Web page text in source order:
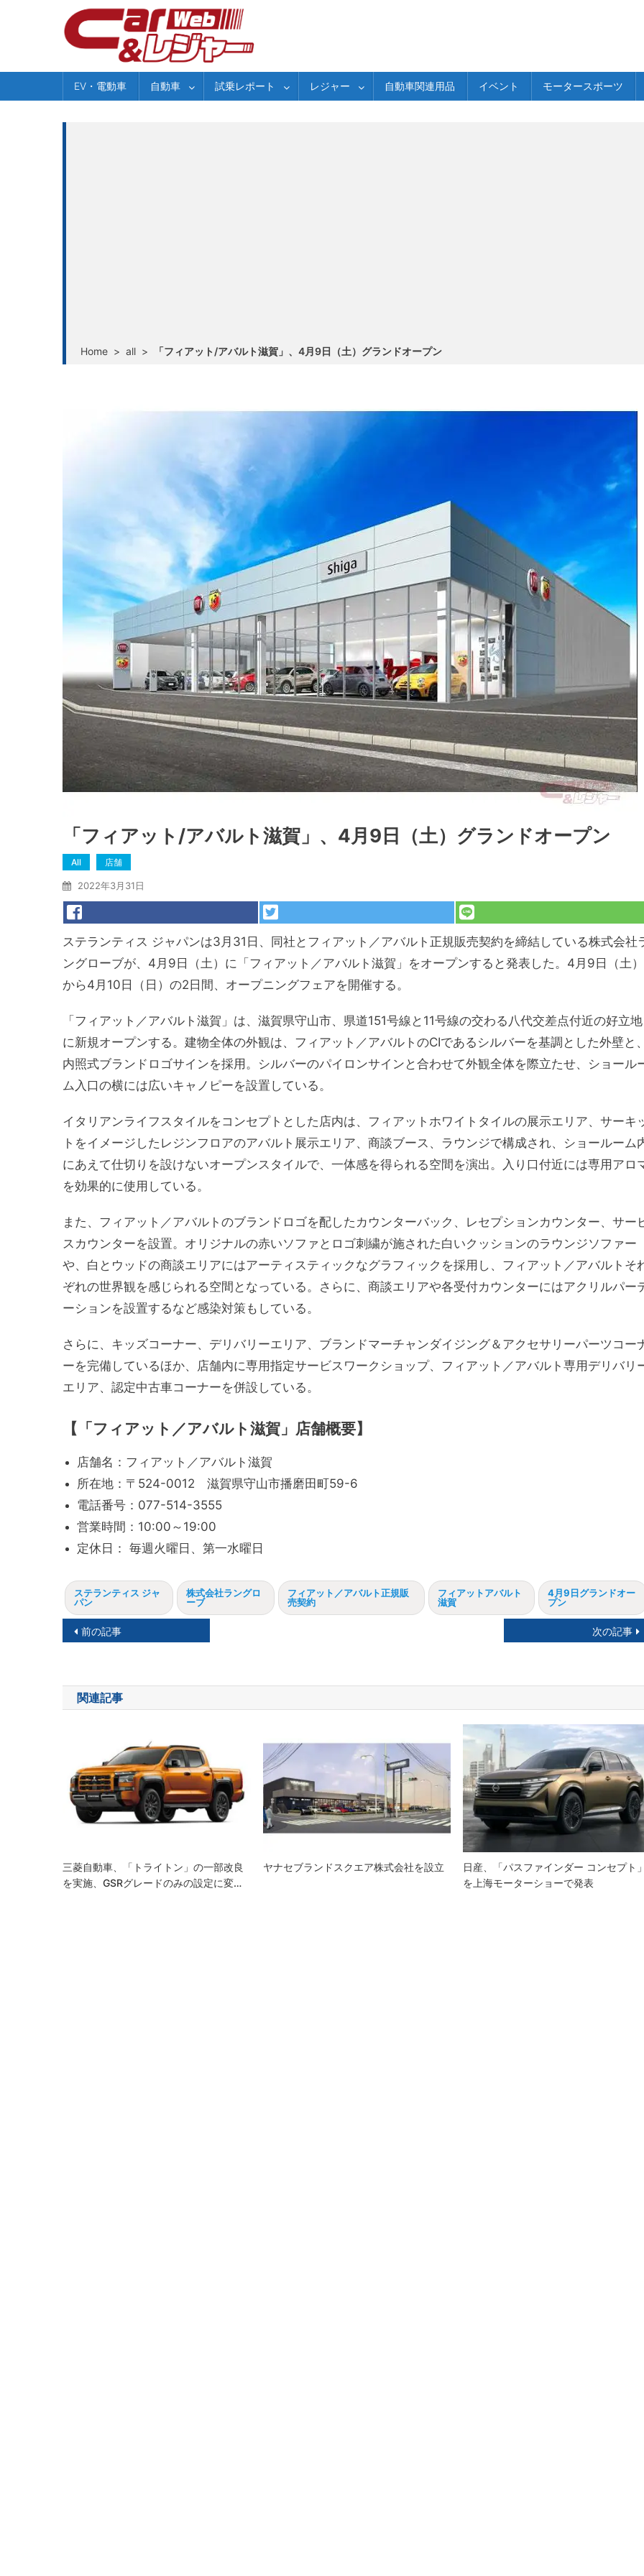
EV・電動車 自動車 試乗レポート レジャー 自動車関連用品 イベント モータースポーツ
Home > all > 「フィアット/アバルト滋賀」、4月9日（土）グランドオープン
「フィアット/アバルト滋賀」、4月9日（土）グランドオープン
All 店舗
2022年3月31日
ステランティス ジャパンは3月31日、同社とフィアット／アバルト正規販売契約を締結している株式会社
ングローブが、4⽉9⽇（土）に「フィアット／アバルト滋賀」をオープンすると発表した。4月9日（土）
から4月10日（日）の2⽇間、オープニングフェアを開催する。
「フィアット／アバルト滋賀」は、滋賀県守山市、県道151号線と11号線の交わる八代交差点付近の好立地
に新規オープンする。建物全体の外観は、フィアット／アバルトのCIであるシルバーを基調とした外壁と
内照式ブランドロゴサインを採用。シルバーのパイロンサインと合わせて外観全体を際立たせ、ショール
ム入口の横には広いキャノピーを設置している。
イタリアンライフスタイルをコンセプトとした店内は、フィアットホワイトタイルの展示エリア、サーキ
トをイメージしたレジンフロアのアバルト展示エリア、商談ブース、ラウンジで構成され、ショールーム
にあえて仕切りを設けないオープンスタイルで、一体感を得られる空間を演出。入り口付近には専用アロ
を効果的に使用している。
また、フィアット／アバルトのブランドロゴを配したカウンターバック、レセプションカウンター、サー
スカウンターを設置。オリジナルの赤いソファとロゴ刺繍が施された白いクッションのラウンジソファー
や、白とウッドの商談エリアにはアーティスティックなグラフィックを採用し、フィアット／アバルトそ
ぞれの世界観を感じられる空間となっている。さらに、商談エリアや各受付カウンターにはアクリルパー
ーションを設置するなど感染対策もしている。
さらに、キッズコーナー、デリバリーエリア、ブランドマーチャンダイジング＆アクセサリーパーツコー
ーを完備しているほか、店舗内に専用指定サービスワークショップ、フィアット／アバルト専用デリバリ
エリア、認定中古車コーナーを併設している。
【「フィアット／アバルト滋賀」店舗概要】
店舗名：フィアット／アバルト滋賀
所在地：〒524-0012 滋賀県守山市播磨田町59-6
電話番号：077-514-3555
営業時間：10:00～19:00
定休日： 毎週火曜日、第一水曜日
ステランティス ジャ
パン
株式会社ラングロ
ーブ
フィアット／アバルト正規販
売契約
フィアットアバルト
滋賀
4月9日グランドオー
プン
投
ナ
ビ
ー
シ
ョ
ン
前の記事 次の記事
関連記事
三菱自動車、「トライトン」の一部改良
を実施、GSRグレードのみの設定に変…
ヤナセブランドスクエア株式会社を設立
日産、「パスファインダー コンセプト
を上海モーターショーで発表